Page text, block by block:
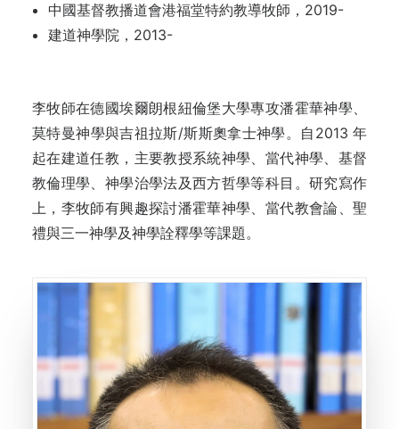
中國基督教播道會港福堂特約教導牧師，2019-
建道神學院，2013-
李牧師在德國埃爾朗根紐倫堡大學專攻潘霍華神學、
莫特曼神學與吉祖拉斯/斯斯奧拿士神學。自2013 年
起在建道任教，主要教授系統神學、當代神學、基督
教倫理學、神學治學法及西方哲學等科目。研究寫作
上，李牧師有興趣探討潘霍華神學、當代教會論、聖
禮與三一神學及神學詮釋學等課題。